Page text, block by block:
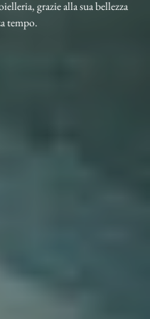
grazie alla sua bellezza
tempo.